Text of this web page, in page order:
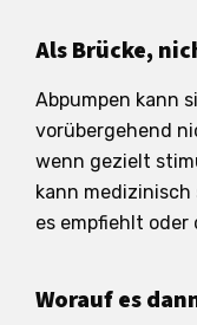
Als Brücke,
Abpumpen kann
vorübergehend
wenn gezielt
kann medizinisch
es empfiehlt
Worauf es